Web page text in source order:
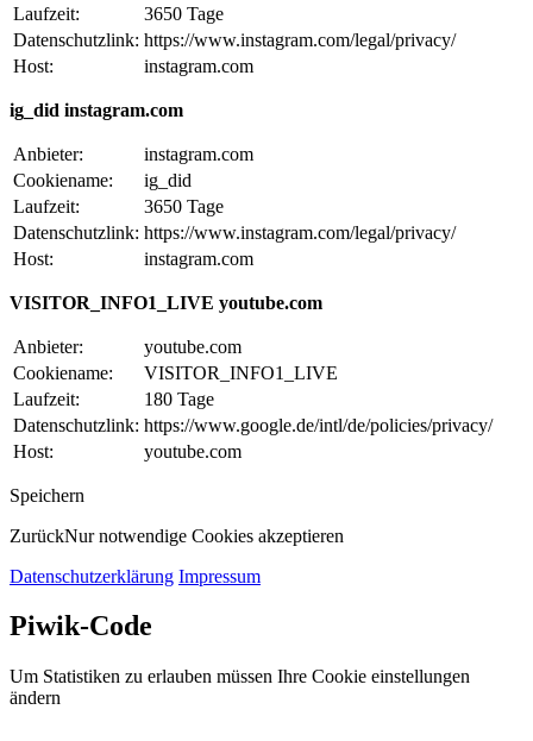
Laufzeit:
3650 Tage
Datenschutzlink: https://www.instagram.com/legal/privacy/
Host:
instagram.com
ig_did instagram.com
Anbieter:
instagram.com
Cookiename:
ig_did
Laufzeit:
3650 Tage
Datenschutzlink: https://www.instagram.com/legal/privacy/
Host:
instagram.com
VISITOR_INFO1_LIVE youtube.com
Anbieter:
youtube.com
Cookiename:
VISITOR_INFO1_LIVE
Laufzeit:
180 Tage
Datenschutzlink: https://www.google.de/intl/de/policies/privacy/
Host:
youtube.com
Speichern
ZurückNur notwendige Cookies akzeptieren
Datenschutzerklärung Impressum
Piwik-Code
Um Statistiken zu erlauben müssen Ihre Cookie einstellungen
ändern